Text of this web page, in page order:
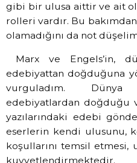
gibi bir ulusa aittir ve ait
rolleri vardır. Bu
olamadığını da not
Marx ve Engels’in,
edebiyattan doğduğuna
vurguladım. Dünya
edebiyatlardan doğduğu
yazılarındaki edebi
eserlerin kendi ulusunu,
koşullarını temsil
kuvvetlendirmektedir.